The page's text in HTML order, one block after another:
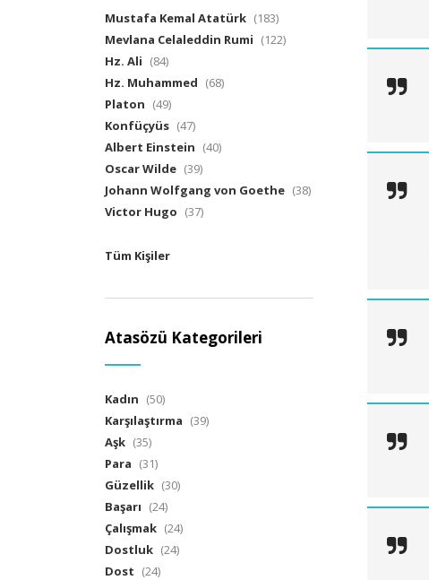
Mustafa Kemal Atatürk (183)
Mevlana Celaleddin Rumi (122)
Hz. Ali (84)
Hz. Muhammed (68)
Platon (49)
Konfüçyüs (47)
Albert Einstein (40)
Oscar Wilde (39)
Johann Wolfgang von Goethe (38)
Victor Hugo (37)
Tüm Kişiler
Atasözü Kategorileri
Kadın (50)
Karşılaştırma (39)
Aşk (35)
Para (31)
Güzellik (30)
Başarı (24)
Çalışmak (24)
Dostluk (24)
Dost (24)